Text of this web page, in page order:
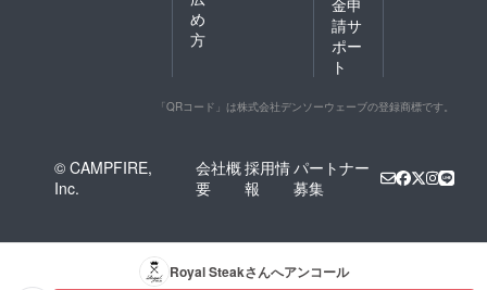
め
方
金申
請サ
ポー
ト
「QRコード」は株式会社デンソーウェーブの登録商標です。
© CAMPFIRE,
Inc.
会社概
要
採用情
報
パートナー
募集
Royal Steakさんへアンコール